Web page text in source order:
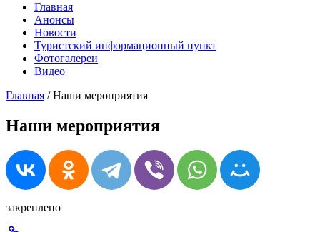
Главная
Анонсы
Новости
Туристский информационный пункт
Фотогалереи
Видео
Главная /Наши мероприятия
Наши мероприятия
закреплено